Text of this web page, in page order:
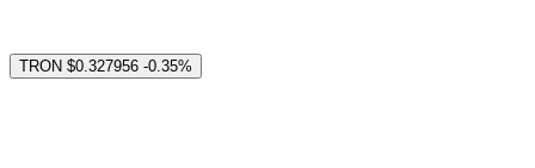
TRON $0.327956 -0.35%